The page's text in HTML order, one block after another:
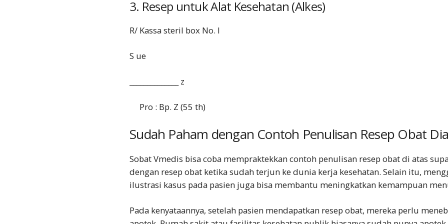
3. Resep untuk Alat Kesehatan (Alkes)
R/ Kassa steril box No. I
S ue
______________ z
Pro : Bp. Z (55 th)
Sudah Paham dengan Contoh Penulisan Resep Obat
Sobat Vmedis bisa coba mempraktekkancontoh penulisan resep obatdi atas
dengan resep obat ketika sudah terjun ke dunia kerja kesehatan. Selain itu,
ilustrasi kasus pada pasien juga bisa membantu meningkatkan kemampuan
Pada kenyataannya, setelah pasien mendapatkan resep obat, mereka perlu